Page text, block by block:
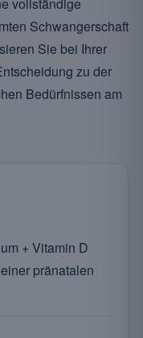
Schwangerschaft
Sie bei Ihrer
zu der
Bedürfnissen am
+ Vitamin D
pränatalen